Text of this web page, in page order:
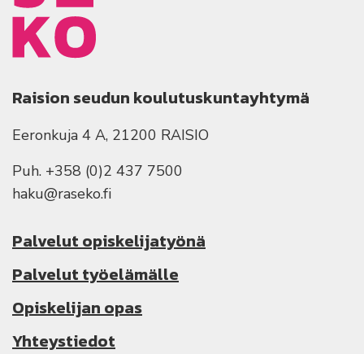
Raision seudun koulutuskuntayhtymä
Eeronkuja 4 A, 21200 RAISIO
Puh. +358 (0)2 437 7500
haku@raseko.fi
Palvelut opiskelijatyönä
Palvelut työelämälle
Opiskelijan opas
Yhteystiedot